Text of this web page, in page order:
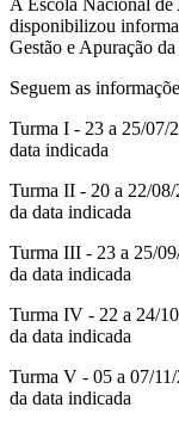
A Escola Nacional
disponibilizou
Gestão e Apuração
Seguem as
Turma I - 23 a 25/07/
data indicada
Turma II - 20 a 22/08/
da data indicada
Turma III - 23 a 25/
da data indicada
Turma IV - 22 a 24/
da data indicada
Turma V - 05 a 07/11/
da data indicada